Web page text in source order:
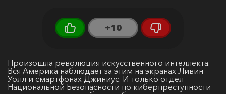
+10
Произошла революция искусственного интеллекта.
Вся Америка наблюдает за этим на экранах Ливин
Уолл и смартфонах Джиниус. И только отдел
Национальной Безопасности по киберпреступности